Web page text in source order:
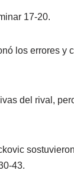
17-20.
los errores y
del rival,
43.